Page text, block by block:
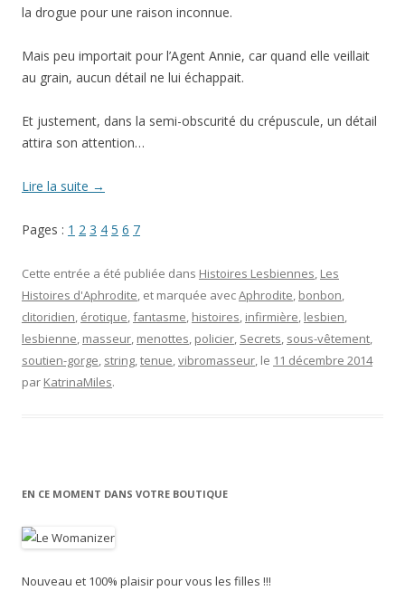
la drogue pour une raison inconnue.
Mais peu importait pour l’Agent Annie, car quand elle veillait
au grain, aucun détail ne lui échappait.
Et justement, dans la semi-obscurité du crépuscule, un détail
attira son attention…
Lire la suite →
Pages : 1 2 3 4 5 6 7
Cette entrée a été publiée dans Histoires Lesbiennes, Les
Histoires d'Aphrodite, et marquée avecAphrodite, bonbon,
clitoridien, érotique,fantasme, histoires, infirmière, lesbien,
lesbienne, masseur, menottes, policier, Secrets, sous-vêtement,
soutien-gorge, string,tenue,vibromasseur, le 11 décembre 2014
par KatrinaMiles.
EN CE MOMENT DANS VOTRE BOUTIQUE
Nouveau et 100% plaisir pour vous les filles !!!